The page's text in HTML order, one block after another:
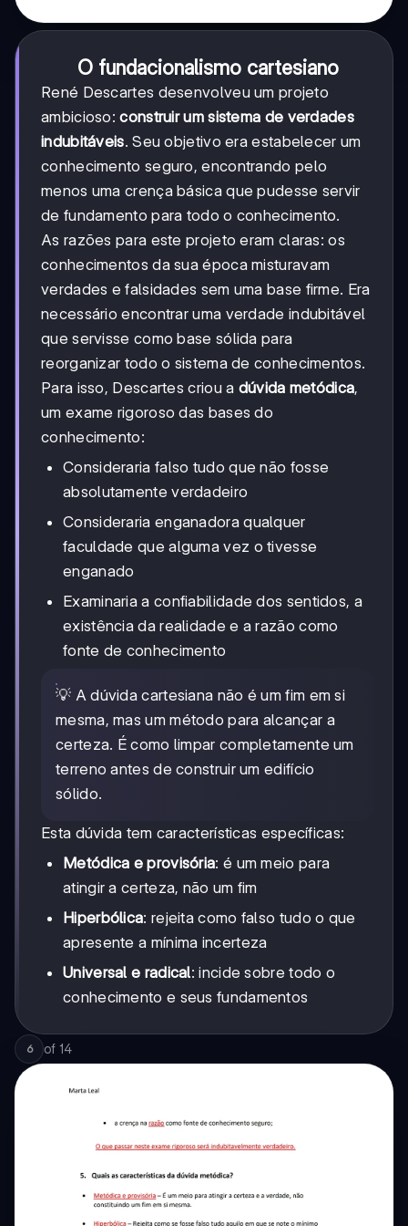
O fundacionalismo cartesiano
René Descartes desenvolveu um projeto
ambicioso:construir um sistema de verdades
indubitáveis. Seu objetivo era estabelecer um
conhecimento seguro, encontrando pelo
menos uma crença básica que pudesse servir
de fundamento para todo o conhecimento.
As razões para este projeto eram claras: os
conhecimentos da sua época misturavam
verdades e falsidades sem uma base firme. Era
necessário encontrar uma verdade indubitável
que servisse como base sólida para
reorganizar todo o sistema de conhecimentos.
Para isso, Descartes criou a dúvida metódica,
um exame rigoroso das bases do
conhecimento:
Consideraria falso tudo que não fosse
absolutamente verdadeiro
Consideraria enganadora qualquer
faculdade que alguma vez o tivesse
enganado
Examinaria a confiabilidade dos sentidos, a
existência da realidade e a razão como
fonte de conhecimento
💡 A dúvida cartesiana não é um fim em si
mesma, mas um método para alcançar a
certeza. É como limpar completamente um
terreno antes de construir um edifício
sólido.
Esta dúvida tem características específicas:
Metódica e provisória: é um meio para
atingir a certeza, não um fim
Hiperbólica: rejeita como falso tudo o que
apresente a mínima incerteza
Universal e radical: incide sobre todo o
conhecimento e seus fundamentos
6 of 14